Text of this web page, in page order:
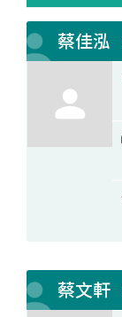
蔡佳泓
蔡文軒